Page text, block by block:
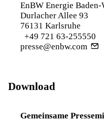
EnBW Energie
Durlacher Allee 93
76131 Karlsruhe
+49 721 63-255550
presse@enbw.com
Download
Gemeinsame